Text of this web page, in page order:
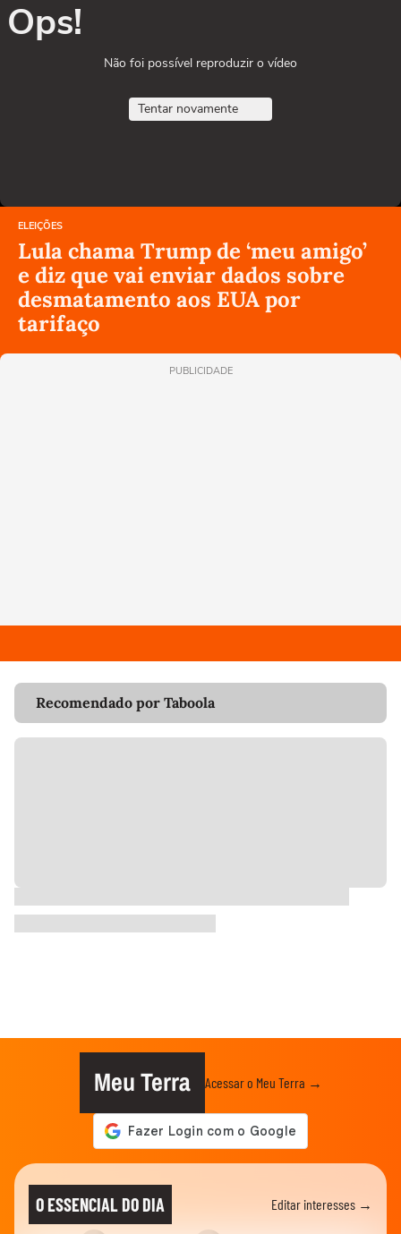
Ops!
Não foi possível reproduzir o vídeo
Tentar novamente
ELEIÇÕES
Lula chama Trump de ‘meu amigo’
e diz que vai enviar dados sobre
desmatamento aos EUA por
tarifaço
PUBLICIDADE
Recomendado por Taboola
Meu Terra Acessar o Meu Terra →
O ESSENCIAL DO DIA Editar interesses →